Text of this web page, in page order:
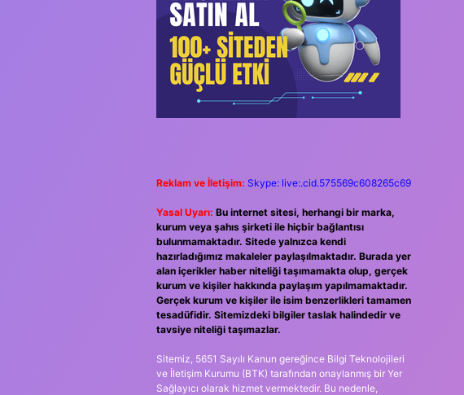
Reklam ve İletişim: Skype: live:.cid.575569c608265c69
Yasal Uyarı: Bu internet sitesi, herhangi bir marka,
kurum veya şahıs şirketi ile hiçbir bağlantısı
bulunmamaktadır. Sitede yalnızca kendi
hazırladığımız makaleler paylaşılmaktadır. Burada yer
alan içerikler haber niteliği taşımamakta olup, gerçek
kurum ve kişiler hakkında paylaşım yapılmamaktadır.
Gerçek kurum ve kişiler ile isim benzerlikleri tamamen
tesadüfidir. Sitemizdeki bilgiler taslak halindedir ve
tavsiye niteliği taşımazlar.
Sitemiz, 5651 Sayılı Kanun gereğince Bilgi Teknolojileri
ve İletişim Kurumu (BTK) tarafından onaylanmış bir Yer
Sağlayıcı olarak hizmet vermektedir. Bu nedenle,